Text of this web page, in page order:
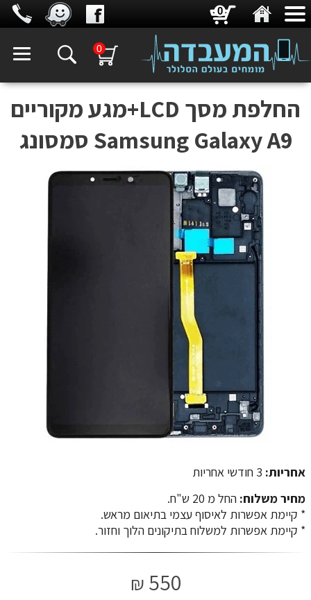
0
החלפת מסך LCD+מגע מקוריים
Samsung Galaxy A9 סמסונג
אחריות: 3 חודשי אחריות
מחיר משלוח: החל מ 20 ש"ח.
​​​​​​​* קיימת אפשרות לאיסוף עצמי בתיאום מראש.
* קיימת אפשרות למשלוח בתיקונים הלוך וחזור.
550
₪
0